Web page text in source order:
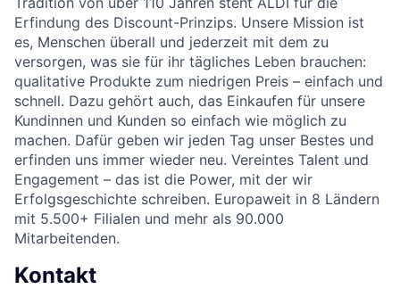
Erfindung des Discount-Prinzips. Unsere Mission ist
es, Menschen überall und jederzeit mit dem zu
versorgen, was sie für ihr tägliches Leben brauchen:
qualitative Produkte zum niedrigen Preis – einfach und
schnell. Dazu gehört auch, das Einkaufen für unsere
Kundinnen und Kunden so einfach wie möglich zu
machen. Dafür geben wir jeden Tag unser Bestes und
erfinden uns immer wieder neu. Vereintes Talent und
Engagement – das ist die Power, mit der wir
Erfolgsgeschichte schreiben. Europaweit in 8 Ländern
mit 5.500+ Filialen und mehr als 90.000
Mitarbeitenden.
Kontakt